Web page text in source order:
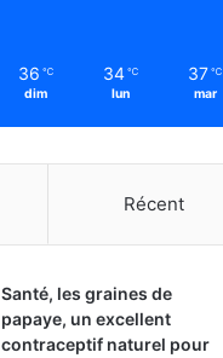
36 ℃
dim
34 ℃
lun
37 ℃
mar
Récent
Santé, les graines de
papaye, un excellent
contraceptif naturel pour